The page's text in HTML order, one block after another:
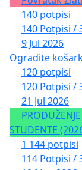
140 potpisi
140 Potpisi /
9 Jul 2026
Ogradite
120 potpisi
120 Potpisi /
21 Jul 2026
STUDENTE
1 144 potpisi
114 Potpisi /